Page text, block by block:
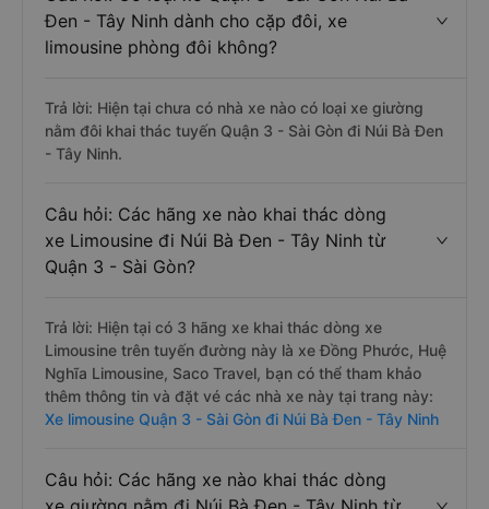
Đen - Tây Ninh dành cho cặp đôi, xe
limousine phòng đôi không?
Trả lời: Hiện tại chưa có nhà xe nào có loại xe giường
nằm đôi khai thác tuyến Quận 3 - Sài Gòn đi Núi Bà Đen
- Tây Ninh.
Câu hỏi: Các hãng xe nào khai thác dòng
xe Limousine đi Núi Bà Đen - Tây Ninh từ
Quận 3 - Sài Gòn?
Trả lời: Hiện tại có 3 hãng xe khai thác dòng xe
Limousine trên tuyến đường này là xe Đồng Phước, Huệ
Nghĩa Limousine, Saco Travel, bạn có thể tham khảo
thêm thông tin và đặt vé các nhà xe này tại trang này:
Xe limousine Quận 3 - Sài Gòn đi Núi Bà Đen - Tây Ninh
Câu hỏi: Các hãng xe nào khai thác dòng